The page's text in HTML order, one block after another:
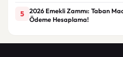
5
2026 Emekli Zammı: Taban
Ödeme Hesaplama!